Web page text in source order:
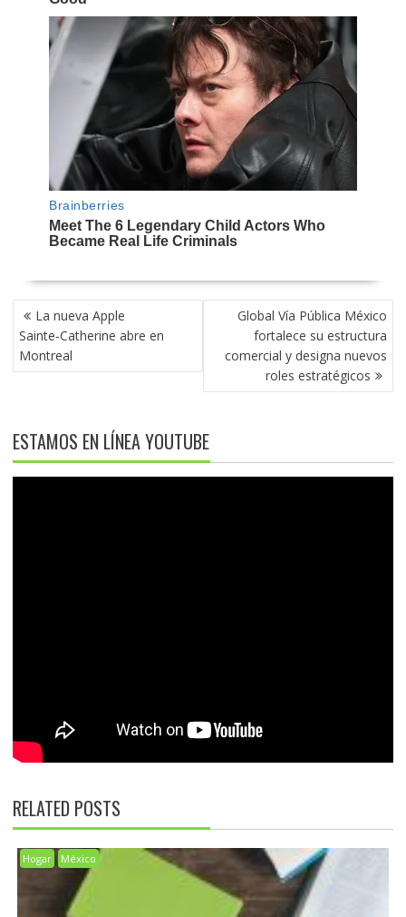
NAVEGACIÓN
DE
ENTRADAS
La nueva Apple
Sainte‑Catherine abre en
Montreal
Global Vía Pública México
fortalece su estructura
comercial y designa nuevos
roles estratégicos
ESTAMOS EN LÍNEA YOUTUBE
RELATED POSTS
Hogar México